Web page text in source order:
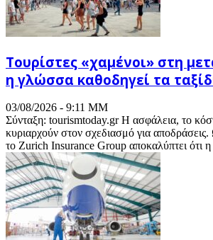
Τουρίστες «χαμένοι» στη
η γλώσσα καθοδηγεί τα
03/08/2026 - 9:11 ΜΜ
Σύνταξη: tourismtoday.gr Η ασφάλεια, το
κυριαρχούν στον σχεδιασμό για
το Zurich Insurance Group αποκαλύπτει ότι